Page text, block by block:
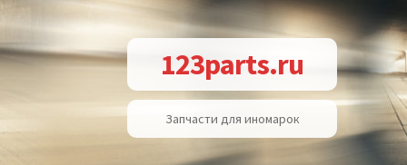
Перейти
к
навигации
Перейти
к
содержимому
123parts.ru
Запчасти для иномарок